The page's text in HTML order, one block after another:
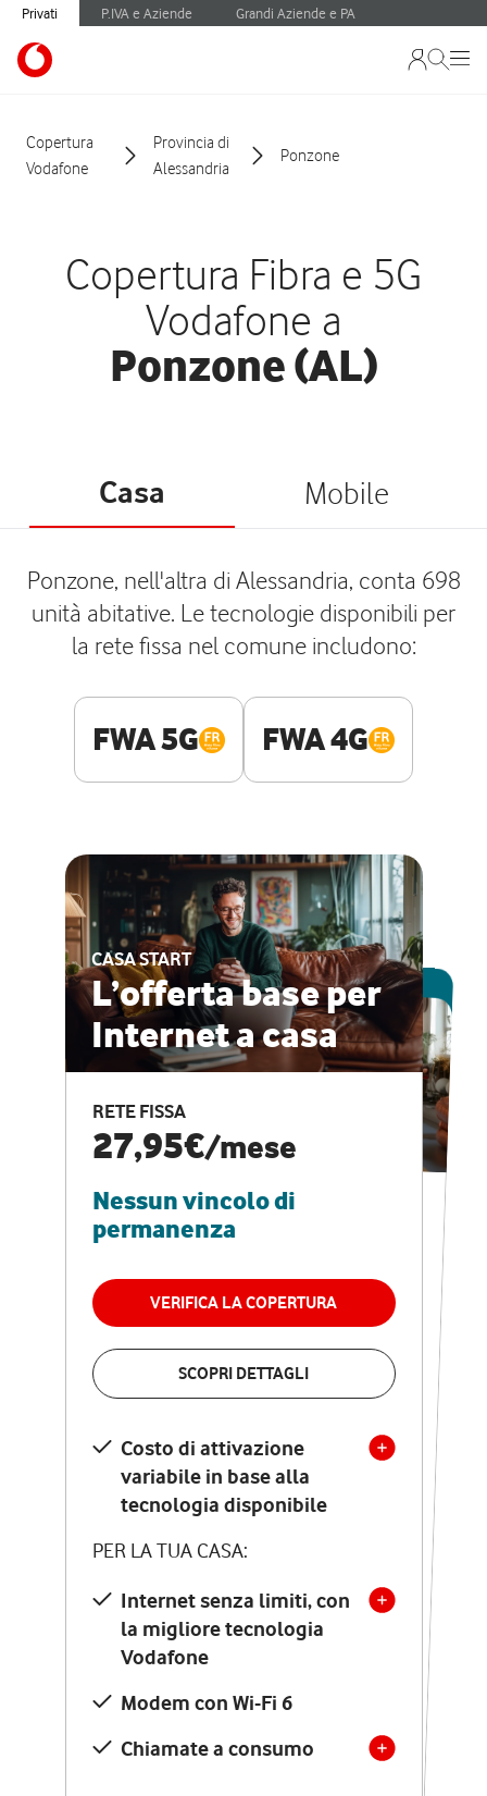
Privati P.IVA e Aziende Grandi Aziende e PA
Copertura
Vodafone
Provincia di
Alessandria
Ponzone
Copertura Fibra e 5G
Vodafone a
Ponzone (AL)
Casa Mobile
Ponzone, nell'altra di Alessandria, conta 698
unità abitative. Le tecnologie disponibili per
la rete fissa nel comune includono:
FWA 5G FWA 4G
CASA START
L’offerta base per
Internet a casa
RETE FISSA
27,95€/mese
Nessun vincolo di
permanenza
VERIFICA LA COPERTURA
SCOPRI DETTAGLI
Costo di attivazione
variabile in base alla
tecnologia disponibile
PER LA TUA CASA:
Internet senza limiti, con
la migliore tecnologia
Vodafone
Modem con Wi-Fi 6
Chiamate a consumo
ESCLUSIVA ONLINE
CASA PRO
Internet veloce e
vantaggi speciali
RETE FISSA + VODAFONE CLUB
29,95€
permanenza
VERIFICA LA COPERTURA
Costo di attivazione
variabile in base alla
tecnologia disponibile
PER LA TUA CASA:
Internet senza limiti, con
la migliore tecnologia
Vodafone
Modem Seven con Wi-Fi 7
Chiamate illimitate verso
numeri fissi e mobili
nazionali